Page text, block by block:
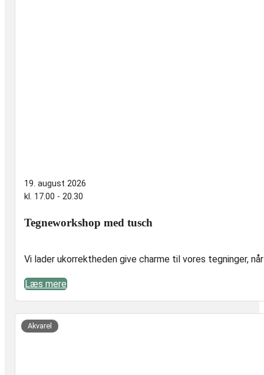
19. august 2026
kl. 17.00 - 20.30
Tegneworkshop med tusch
Vi lader ukorrektheden give charme til vores tegninger,
Læs mere
Akvarel